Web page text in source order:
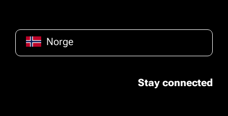
Norge
Stay connected